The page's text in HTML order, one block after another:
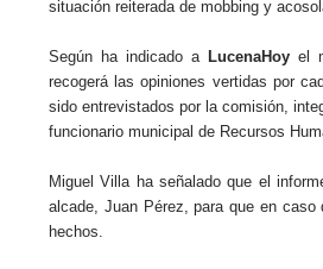
situación reiterada de mobbing y
Según ha indicado a LucenaHoy el
recogerá las opiniones vertidas por
sido entrevistados por la comisión,
funcionario municipal de Recursos
Miguel Villa ha señalado que el
alcade, Juan Pérez, para que en
hechos.